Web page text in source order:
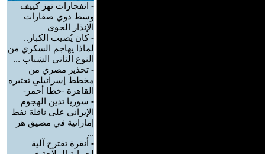
- انفجارات تهز كييف
وسط دوي صفارات
الإنذار الجوي
-كان يُصيب الكبار..
لماذا يهاجم السكري من
النوع الثاني الشباب ...
- تحذير مصري من
مخطط إسرائيلي تعتبره
القاهرة -خطا أحمر-
- سوريا تدين الهجوم
الإيراني على ناقلة نفط
إماراتية في مضيق هر
...
- أنقرة تقترح آلية